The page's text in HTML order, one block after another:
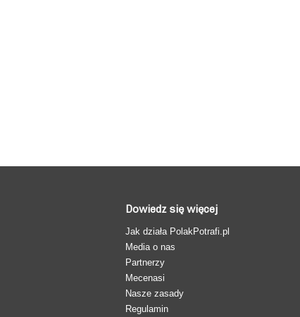
Dowiedz się więcej
Jak działa PolakPotrafi.pl
Media o nas
Partnerzy
Mecenasi
Nasze zasady
Regulamin